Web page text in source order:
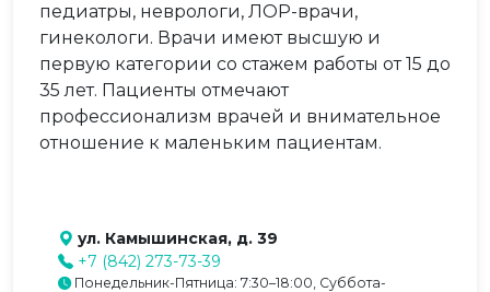
педиатры, неврологи, ЛОР-врачи,
гинекологи. Врачи имеют высшую и
первую категории со стажем работы от 15 до
35 лет. Пациенты отмечают
профессионализм врачей и внимательное
отношение к маленьким пациентам.
ул. Камышинская, д. 39
+7 (842) 273-73-39
Понедельник-Пятница: 7:30–18:00, Суббота-